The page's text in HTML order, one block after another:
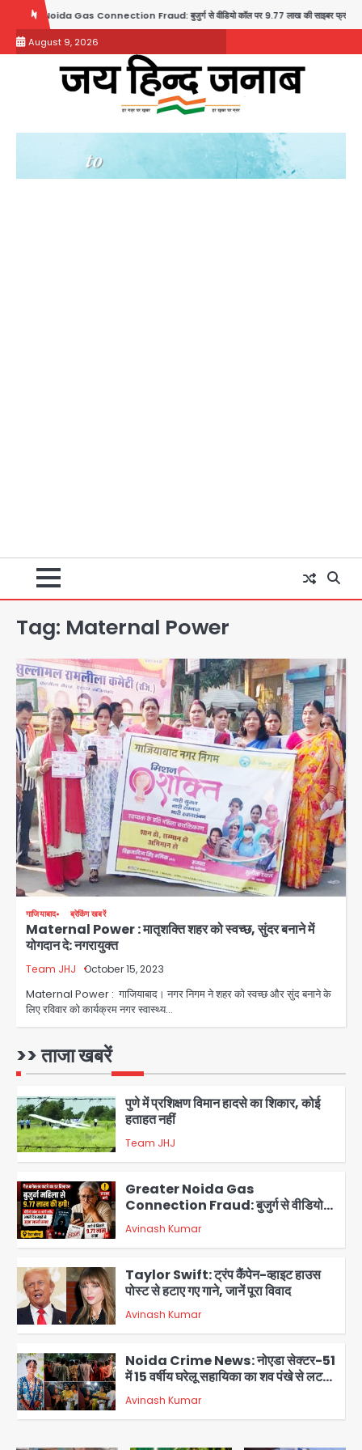
content
Gas Connection Fraud: बुजुर्ग से वीडियो कॉल पर 9.77 लाख की साइबर फ्रॉड
August 9, 2026
Tag: Maternal Power
गाजियाबाद ब्रेकिंग खबरें
Maternal Power : मातृशक्ति शहर को स्वच्छ, सुंदर बनाने में
योगदान दे: नगरायुक्त
Team JHJ October 15, 2023
Maternal Power : गाजियाबाद। नगर निगम ने शहर को स्वच्छ और सुंद बनाने के
लिए रविवार को कार्यक्रम नगर स्वास्थ्य…
>> ताजा खबरें
2
पुणे में प्रशिक्षण विमान हादसे का शिकार, कोई
हताहत नहीं
Team JHJ
3
Greater Noida Gas
Connection Fraud: बुजुर्ग से वीडियो
कॉल पर 9.77 लाख की साइबर फ्रॉड
Avinash Kumar
4
Taylor Swift: ट्रंप कैंपेन-व्हाइट हाउस
पोस्ट से हटाए गए गाने, जानें पूरा विवाद
Avinash Kumar
Noida Crime News: नोएडा सेक्टर-51
मिला
Avinash Kumar
1
Baramati Airport Plane Crash:
2
पुणे में प्रशिक्षण विमान हादसे का शिकार, कोई
हताहत नहीं
Team JHJ
3
Greater Noida Gas
Connection Fraud: बुजुर्ग से वीडियो
कॉल पर 9.77 लाख की साइबर फ्रॉड
Avinash Kumar
4
Taylor Swift: ट्रंप कैंपेन-व्हाइट हाउस
पोस्ट से हटाए गए गाने, जानें पूरा विवाद
Avinash Kumar
5
Noida Crime News: नोएडा सेक्टर-51
में 15 वर्षीय घरेलू सहायिका का शव पंखे से लटका
मिला
Avinash Kumar